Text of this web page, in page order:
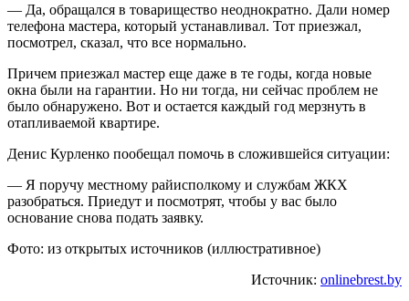
— Да, обращался в товарищество неоднократно. Дали номер
телефона мастера, который устанавливал. Тот приезжал,
посмотрел, сказал, что все нормально.
Причем приезжал мастер еще даже в те годы, когда новые
окна были на гарантии. Но ни тогда, ни сейчас проблем не
было обнаружено. Вот и остается каждый год мерзнуть в
отапливаемой квартире.
Денис Курленко пообещал помочь в сложившейся ситуации:
— Я поручу местному райисполкому и службам ЖКХ
разобраться. Приедут и посмотрят, чтобы у вас было
основание снова подать заявку.
Фото: из открытых источников (иллюстративное)
Источник: onlinebrest.by